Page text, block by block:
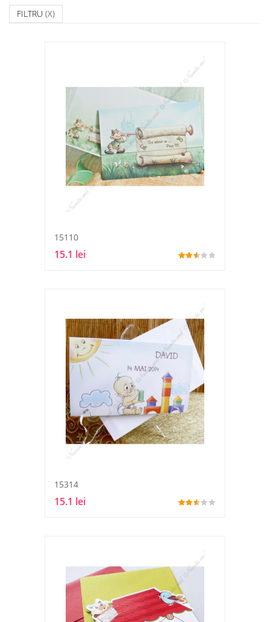
FILTRU (X)
15110
15.1 lei
15314
15.1 lei